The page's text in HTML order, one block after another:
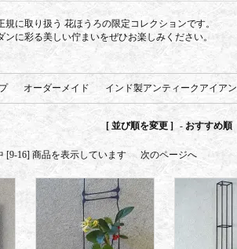
に取り扱う 花ほうろの限定コレクションです。
に彩る美しい佇まいをぜひお楽しみください。
オーダーメイド インド製アンティークアイアン
[ 並び順を変更 ] - おすすめ順
[9-16] 商品を表示しています 次のページへ